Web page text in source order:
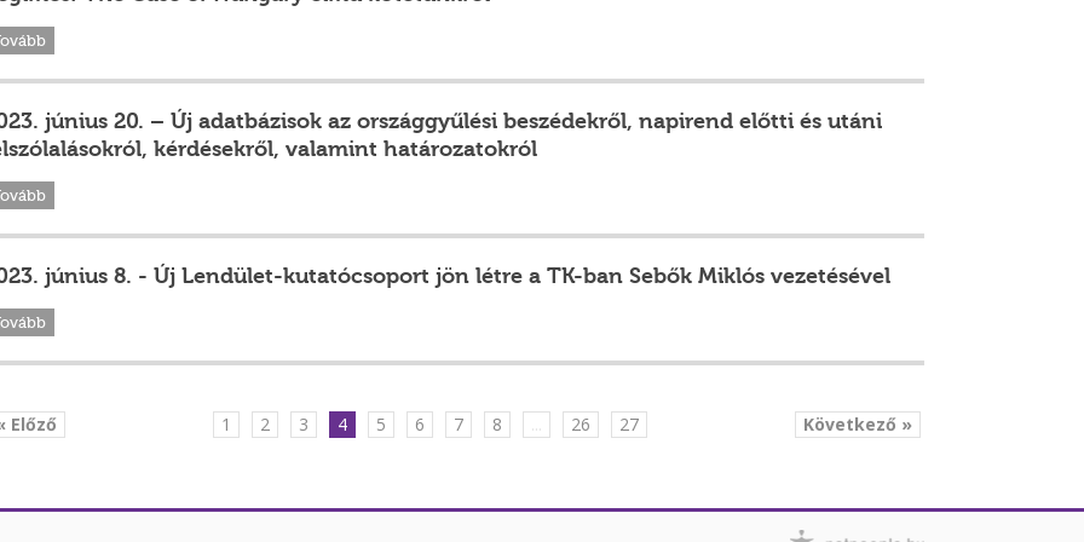
június 20. – Új adatbázisok az országgyűlési beszédekről, napirend előtti és utáni
kérdésekről, valamint határozatokról
június 8. - Új Lendület-kutatócsoport jön létre a TK-ban Sebők Miklós vezetésével
Előző 1 2 3 4 5 6 7 8 26 27 Következő »